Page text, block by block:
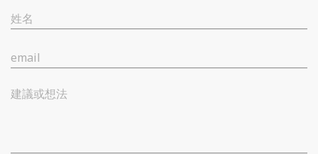
姓名
email
建議或想法